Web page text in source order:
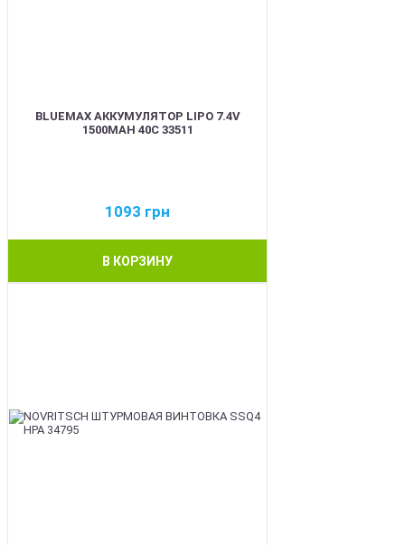
BLUEMAX АККУМУЛЯТОР LIPO 7.4V
1500MAH 40C 33511
1093 грн
В КОРЗИНУ